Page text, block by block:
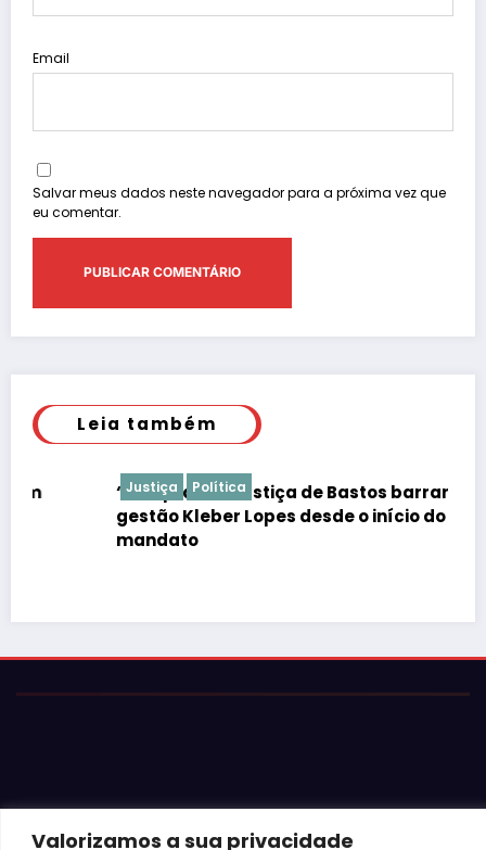
Valorizamos a sua privacidade
Email
Salvar meus dados neste navegador para a próxima vez que
eu comentar.
Leia também
Política
“É de praxe”: Justiça de Bastos barrar atos da
gestão Kleber Lopes desde o início do
mandato
© 2026 Jota Neves. Todos os direitos reservados.